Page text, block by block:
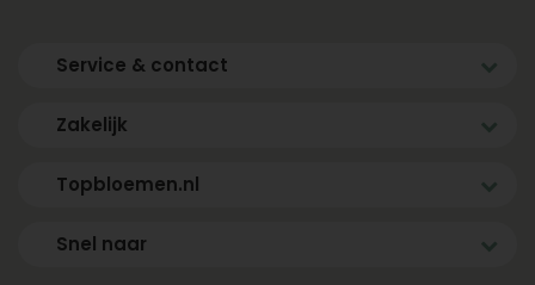
Service & contact
Zakelijk
Topbloemen.nl
Snel naar